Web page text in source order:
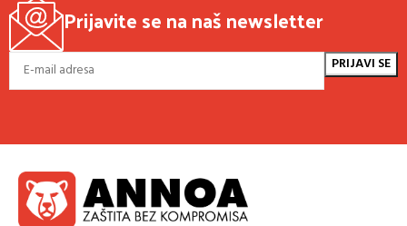
Prijavite se na naš newsletter